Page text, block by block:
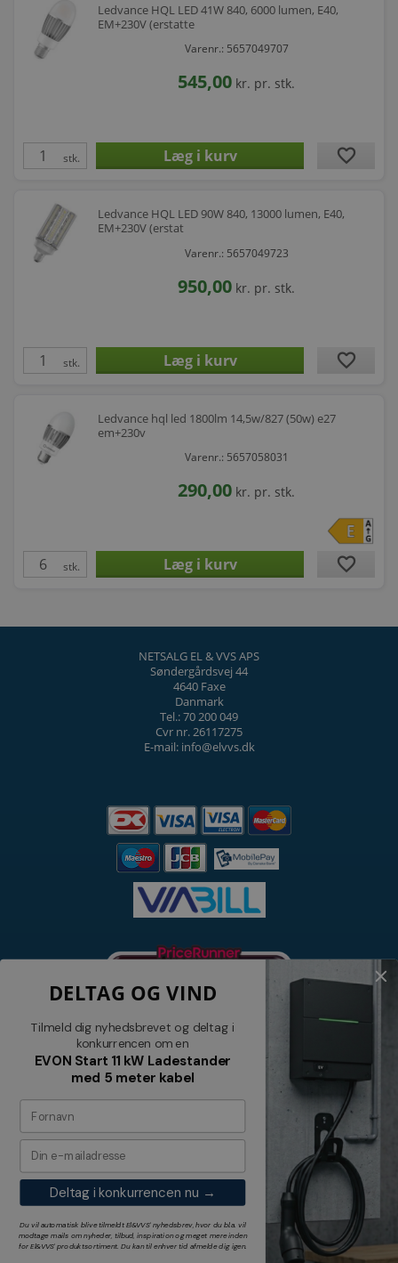
Ledvance HQL LED 41W 840, 6000 lumen, E40,
EM+230V (erstatte
Varenr.: 5657049707
545,00 kr. pr. stk.
stk. favorite
Ledvance HQL LED 90W 840, 13000 lumen, E40,
EM+230V (erstat
Varenr.: 5657049723
950,00 kr. pr. stk.
stk. favorite
Ledvance hql led 1800lm 14,5w/827 (50w) e27
em+230v
Varenr.: 5657058031
290,00 kr. pr. stk.
stk. favorite
NETSALG EL & VVS APS
Søndergårdsvej 44
4640 Faxe
Danmark
Tel.: 70 200 049
Cvr nr. 26117275
E-mail: info@elvvs.dk
Nyhedsbrev
Tilmeld dig vores nyhedsbrev og
modtag relevante tilbud og nyheder
Tilmeld
DELTAG OG VIND
Tilmeld dig nyhedsbrevet og deltag i
konkurrencen om en
EVON Start 11 kW Ladestander
med 5 meter kabel
Deltag i konkurrencen nu →
Du vil automatisk blive tilmeldt El&VVS' nyhedsbrev, hvor du bl.a. vil
modtage mails om nyheder, tilbud, inspiration og meget mere inden
forEl&VVS'produktsortiment. Du kan til enhver tid afmelde dig igen.